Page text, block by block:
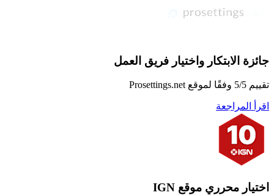
جائزة الابتكار واختيار فريق العمل
تقييم 5/5 وفقًا لموقع Prosettings.net
اقرأ المراجعة
اختيار محرري موقع IGN